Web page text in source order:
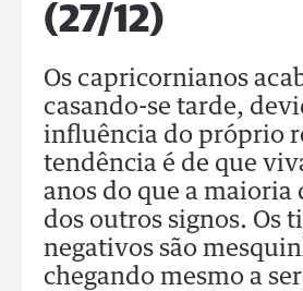
(27/12)
Os capricornianos
casando-se tarde,
influência do próprio
tendência é de que
anos do que a maioria
dos outros signos. Os
negativos são
chegando mesmo a